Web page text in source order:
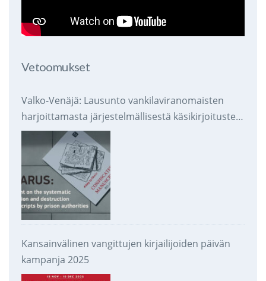
Vetoomukset
Valko-Venäjä: Lausunto vankilaviranomaisten
harjoittamasta järjestelmällisestä käsikirjoitusten
takavarikoinnista ja tuhoamisesta
Kansainvälinen vangittujen kirjailijoiden päivän
kampanja 2025